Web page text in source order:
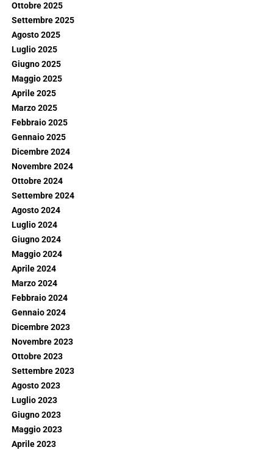
Ottobre 2025
Settembre 2025
Agosto 2025
Luglio 2025
Giugno 2025
Maggio 2025
Aprile 2025
Marzo 2025
Febbraio 2025
Gennaio 2025
Dicembre 2024
Novembre 2024
Ottobre 2024
Settembre 2024
Agosto 2024
Luglio 2024
Giugno 2024
Maggio 2024
Aprile 2024
Marzo 2024
Febbraio 2024
Gennaio 2024
Dicembre 2023
Novembre 2023
Ottobre 2023
Settembre 2023
Agosto 2023
Luglio 2023
Giugno 2023
Maggio 2023
Aprile 2023